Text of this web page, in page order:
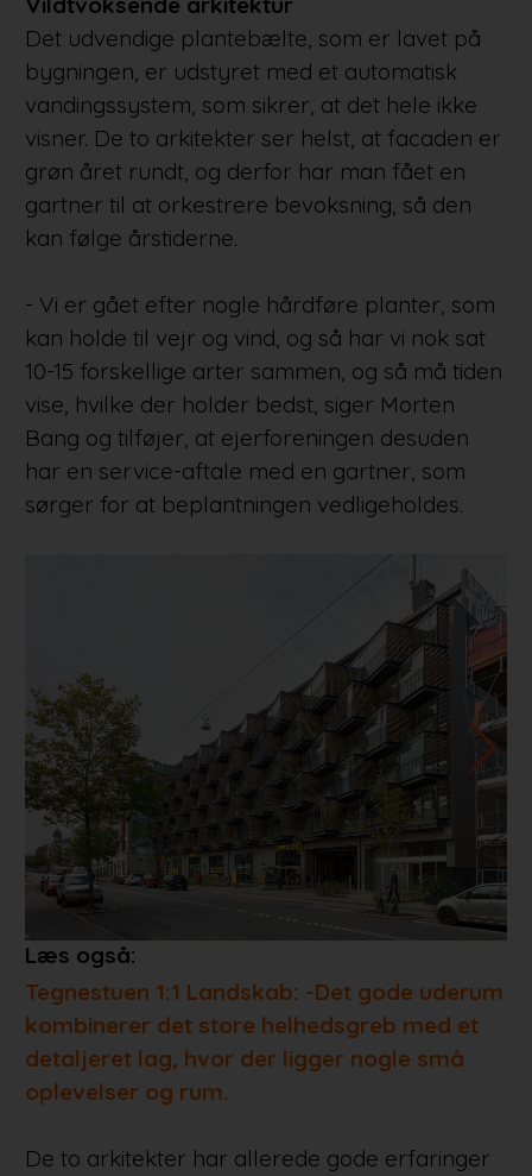
Det udvendige plantebælte, som er lavet på
bygningen, er udstyret med et automatisk
vandingssystem, som sikrer, at det hele ikke
visner. De to arkitekter ser helst, at facaden er
grøn året rundt, og derfor har man fået en
gartner til at orkestrere bevoksning, så den
kan følge årstiderne.
- Vi er gået efter nogle hårdføre planter, som
kan holde til vejr og vind, og så har vi nok sat
10-15 forskellige arter sammen, og så må tiden
vise, hvilke der holder bedst, siger Morten
Bang og tilføjer, at ejerforeningen desuden
har en service-aftale med en gartner, som
sørger for at beplantningen vedligeholdes.
Læs også:
Tegnestuen 1:1 Landskab: -Det gode uderum
kombinerer det store helhedsgreb med et
detaljeret lag, hvor der ligger nogle små
oplevelser og rum.
De to arkitekter har allerede gode erfaringer